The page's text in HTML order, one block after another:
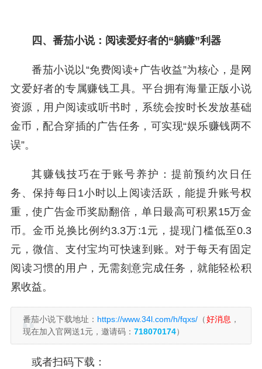
四、番茄小说：阅读爱好者的“躺赚”利器
番茄小说以“免费阅读+广告收益”为核心，是网
文爱好者的专属赚钱工具。平台拥有海量正版小说
资源，用户阅读或听书时，系统会按时长发放基础
金币，配合穿插的广告任务，可实现“娱乐赚钱两不
误”。
其赚钱技巧在于账号养护：提前预约次日任
务、保持每日1小时以上阅读活跃，能提升账号权
重，使广告金币奖励翻倍，单日最高可积累15万金
币。金币兑换比例约3.3万:1元，提现门槛低至0.3
元，微信、支付宝均可快速到账。对于每天有固定
阅读习惯的用户，无需刻意完成任务，就能轻松积
累收益。
番茄小说下载地址： https://www.34l.com/h/fqxs/ （好消息 ，
现在加入官网送1元，邀请码： 718070174）
或者扫码下载：